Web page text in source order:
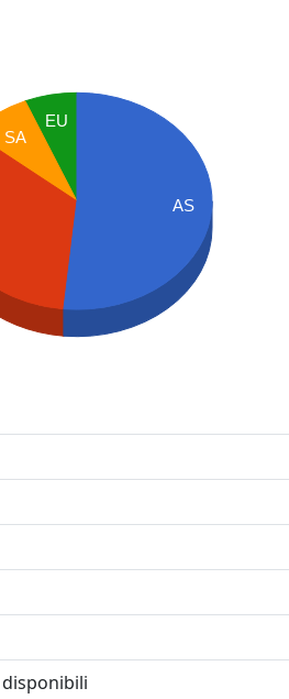
EU
SA
AS